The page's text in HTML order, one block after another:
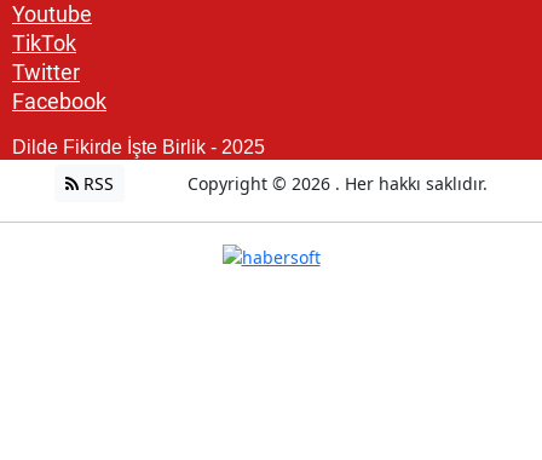
Youtube
TikTok
Twitter
Facebook
Dilde Fikirde İşte Birlik - 2025
RSS Copyright © 2026 . Her hakkı saklıdır.